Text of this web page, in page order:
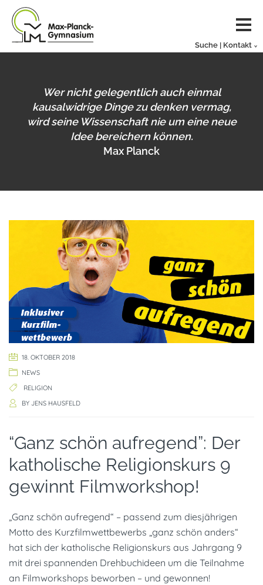
Suche | Kontakt
Wer nicht gelegentlich auch einmal
kausalwidrige Dinge zu denken vermag,
wird seine Wissenschaft nie um eine neue
Idee bereichern können.
Max Planck
18. OKTOBER 2018
NEWS
RELIGION
BY JENS HAUSFELD
“Ganz schön aufregend”: Der
katholische Religionskurs 9
gewinnt Filmworkshop!
„Ganz schön aufregend“ – passend zum diesjährigen
Motto des Kurzfilmwettbewerbs „ganz schön anders“
hat sich der katholische Religionskurs aus Jahrgang 9
mit drei spannenden Drehbuchideen um die Teilnahme
an Filmworkshops beworben – und gewonnen!